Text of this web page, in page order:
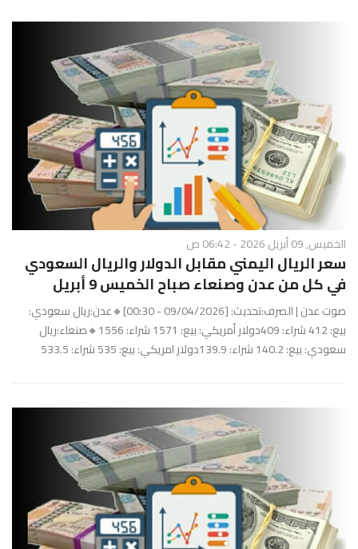
الخميس, 09 أبريل 2026 - 06:42 ص
سعر الريال اليمني مقابل الدولار والريال السعودي
في كل من عدن وصنعاء صباح الخميس 9 أبريل
صوت عدن | الصرف:تحديث: [09/04/2026 - 00:30]🔸عدن:ريال سعودي:
بيع: 412 شراء: 409دولار أمريكي: بيع: 1571 شراء: 1556🔸صنعاء:ريال
سعودي: بيع: 140.2 شراء: 139.9دولار امريكي: بيع: 535 شراء: 533.5